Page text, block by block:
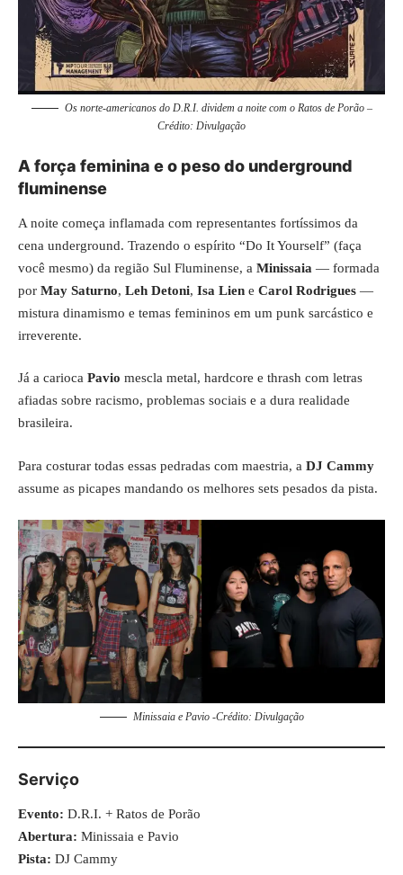
Os norte-americanos do D.R.I. dividem a noite com o Ratos de Porão –
Crédito: Divulgação
A força feminina e o peso do underground
fluminense
A noite começa inflamada com representantes fortíssimos da
cena underground. Trazendo o espírito “Do It Yourself” (faça
você mesmo) da região Sul Fluminense, a Minissaia — formada
por May Saturno, Leh Detoni, Isa Lien e Carol Rodrigues —
mistura dinamismo e temas femininos em um punk sarcástico e
irreverente.
Já a carioca Pavio mescla metal, hardcore e thrash com letras
afiadas sobre racismo, problemas sociais e a dura realidade
brasileira.
Para costurar todas essas pedradas com maestria, a DJ Cammy
assume as picapes mandando os melhores sets pesados da pista.
Minissaia e Pavio -Crédito: Divulgação
Serviço
Evento: D.R.I. + Ratos de Porão
Abertura: Minissaia e Pavio
Pista: DJ Cammy